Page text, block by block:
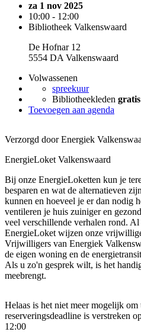
za 1 nov 2025
10:00 - 12:00
Bibliotheek Valkenswaard
De Hofnar 12
5554 DA Valkenswaard
Volwassenen
spreekuur
Bibliotheekleden gratis
Toevoegen aan agenda
Verzorgd door Energiek
EnergieLoket Valkenswaard
Bij onze EnergieLoketten kun je
besparen en wat de alternatieven
kunnen en hoeveel je er dan nodig
ventileren je huis zuiniger en
veel verschillende verhalen rond.
EnergieLoket wijzen onze
Vrijwilligers van Energiek
de eigen woning en de
Als u zo'n gesprek wilt, is het
meebrengt.
Helaas is het niet meer mogelijk om
reserveringsdeadline is verstreken
12:00